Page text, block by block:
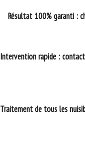
Résultat 100% garanti :
Intervention rapide :
Traitement de tous les